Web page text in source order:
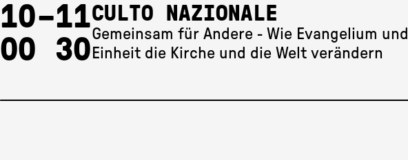
10
00
–11
30
CULTO NAZIONALE
Gemeinsam für Andere - Wie Evangelium und
Einheit die Kirche und die Welt verändern